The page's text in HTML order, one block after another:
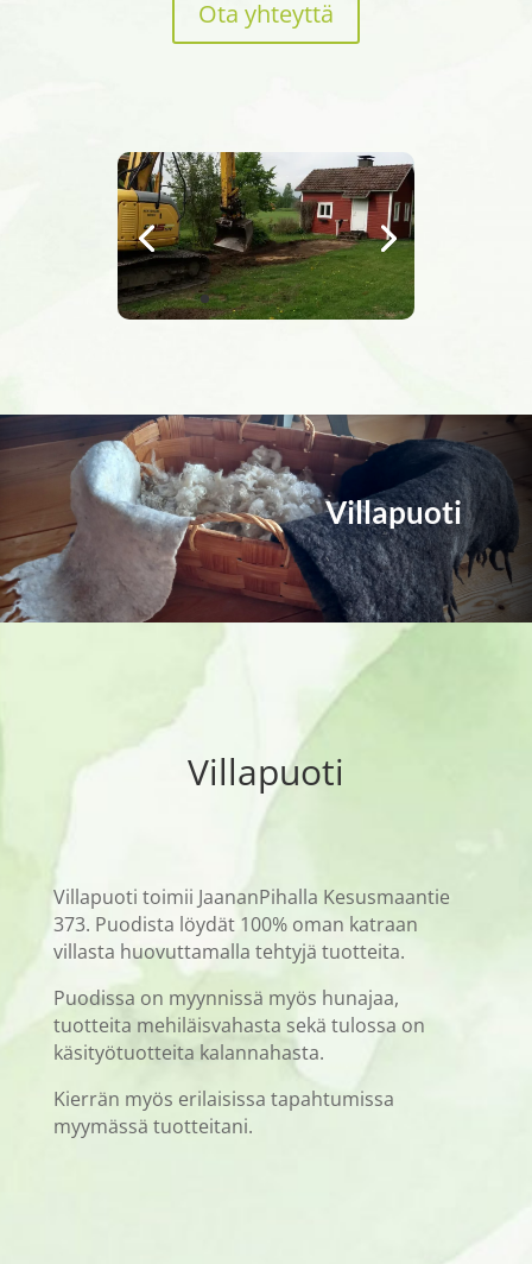
Ota yhteyttä
Villapuoti
Villapuoti
Villapuoti toimii JaananPihalla Kesusmaantie
373. Puodista löydät 100% oman katraan
villasta huovuttamalla tehtyjä tuotteita.
Puodissa on myynnissä myös hunajaa,
tuotteita mehiläisvahasta sekä tulossa on
käsityötuotteita kalannahasta.
Kierrän myös erilaisissa tapahtumissa
myymässä tuotteitani.